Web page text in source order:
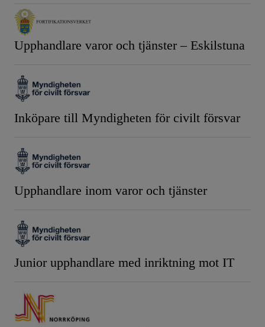
Upphandlare varor och tjänster – Eskilstuna
Inköpare till Myndigheten för civilt försvar
Upphandlare inom varor och tjänster
Junior upphandlare med inriktning mot IT